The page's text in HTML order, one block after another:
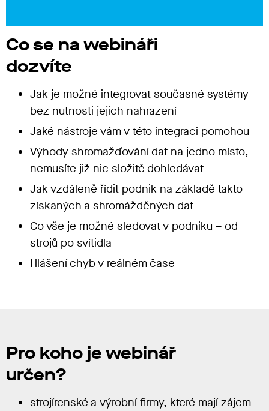
Co se na webináři
dozvíte
Jak je možné integrovat současné systémy
bez nutnosti jejich nahrazení
Jaké nástroje vám v této integraci pomohou
Výhody shromažďování dat na jedno místo,
nemusíte již nic složitě dohledávat
Jak vzdáleně řídit podnik na základě takto
získaných a shromážděných dat
Co vše je možné sledovat v podniku – od
strojů po svítidla
Hlášení chyb v reálném čase
Pro koho je webinář
určen?
strojírenské a výrobní firmy, které mají zájem